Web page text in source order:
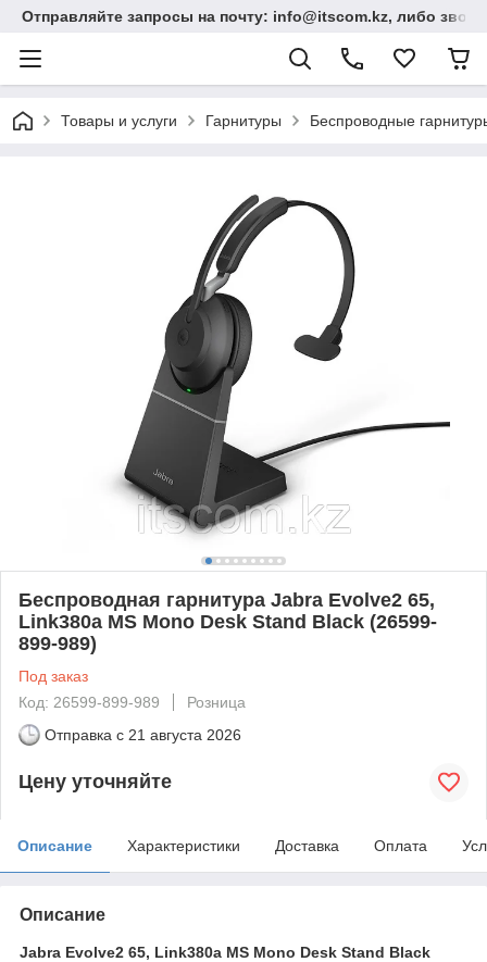
Отправляйте запросы на почту: info@itscom.kz, либо
Товары и услуги Гарнитуры Беспроводные
Беспроводная гарнитура Jabra Evolve2 65,
Link380a MS Mono Desk Stand Black (26599-
899-989)
Под заказ
Код: 26599-899-989
Розница
Отправка с 21 августа 2026
Цену уточняйте
Описание Характеристики Доставка Оплата
Описание
Jabra Evolve2 65, Link380a MS Mono Desk Stand Black